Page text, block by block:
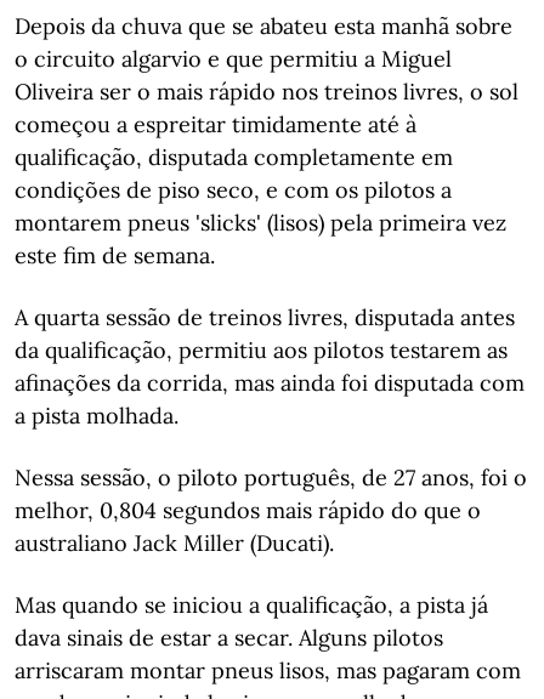
Depois da chuva que se abateu esta manhã sobre
o circuito algarvio e que permitiu a Miguel
Oliveira ser o mais rápido nos treinos livres, o sol
começou a espreitar timidamente até à
qualificação, disputada completamente em
condições de piso seco, e com os pilotos a
montarem pneus 'slicks' (lisos) pela primeira vez
este fim de semana.
A quarta sessão de treinos livres, disputada antes
da qualificação, permitiu aos pilotos testarem as
afinações da corrida, mas ainda foi disputada com
a pista molhada.
Nessa sessão, o piloto português, de 27 anos, foi o
melhor, 0,804 segundos mais rápido do que o
australiano Jack Miller (Ducati).
Mas quando se iniciou a qualificação, a pista já
dava sinais de estar a secar. Alguns pilotos
arriscaram montar pneus lisos, mas pagaram com